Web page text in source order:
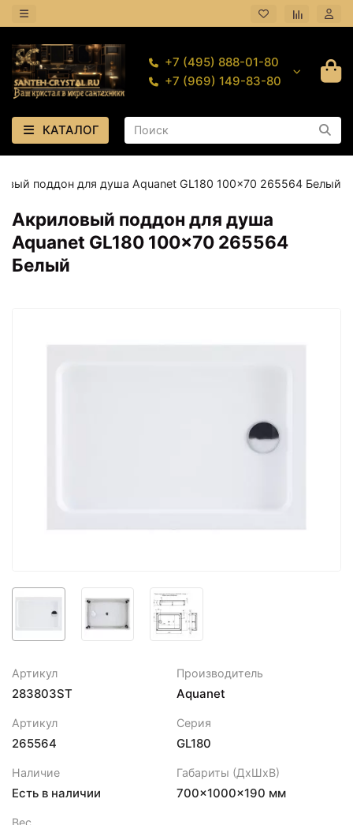
+7 (495) 888-01-80
+7 (969) 149-83-80
КАТАЛОГ
поддон для душа Aquanet GL180 100x70 265564 Белый
Акриловый поддон для душа
Aquanet GL180 100x70 265564
Белый
Артикул
283803ST
Производитель
Aquanet
Артикул
265564
Серия
GL180
Наличие
Есть в наличии
Габариты (ДхШхВ)
700×1000×190 мм
Вес